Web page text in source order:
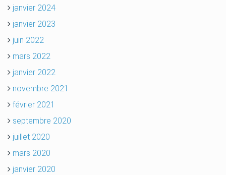
janvier 2024
janvier 2023
juin 2022
mars 2022
janvier 2022
novembre 2021
février 2021
septembre 2020
juillet 2020
mars 2020
janvier 2020